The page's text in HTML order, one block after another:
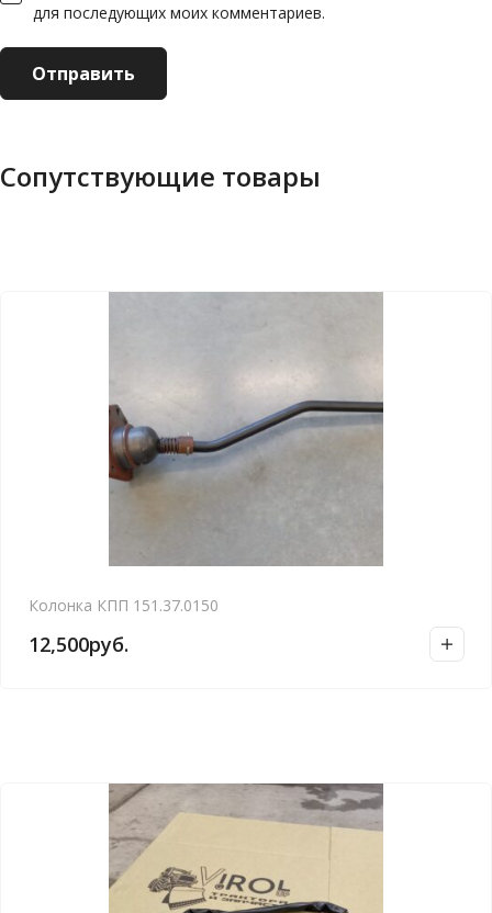
для последующих моих комментариев.
Сопутствующие товары
Колонка КПП 151.37.0150
12,500руб.